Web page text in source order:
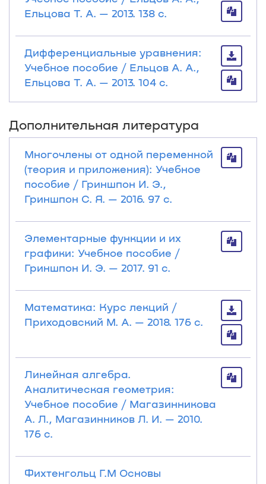
Ельцова Т. А. — 2013. 138 с.
Дифференциальные уравнения:
Учебное пособие / Ельцов А. А.,
Ельцова Т. А. — 2013. 104 с.
Дополнительная литература
Многочлены от одной переменной
(теория и приложения): Учебное
пособие / Гриншпон И. Э.,
Гриншпон С. Я. — 2016. 97 с.
Элементарные функции и их
графики: Учебное пособие /
Гриншпон И. Э. — 2017. 91 с.
Математика: Курс лекций /
Приходовский М. А. — 2018. 176 с.
Линейная алгебра.
Аналитическая геометрия:
Учебное пособие / Магазинникова
А. Л., Магазинников Л. И. — 2010.
176 с.
Фихтенгольц Г.М Основы